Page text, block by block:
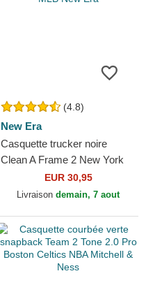
(4.8)
New Era
Casquette trucker noire
Clean A Frame 2 New York
Yankees MLB New Era
EUR 30,95
Livraison demain, 7 aout